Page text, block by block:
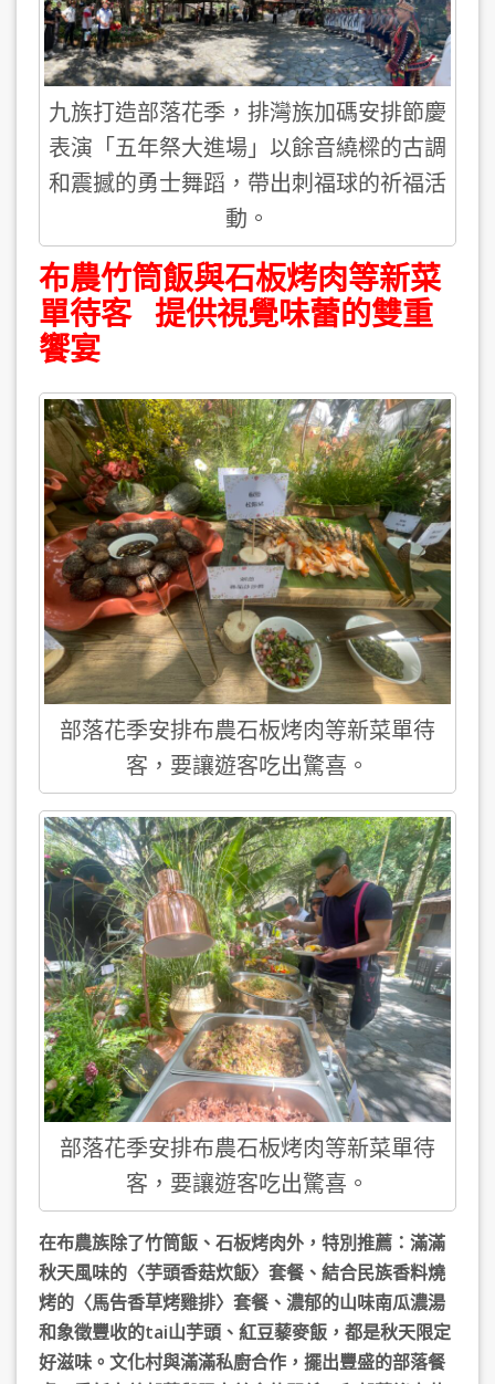
九族打造部落花季，排灣族加碼安排節慶
表演「五年祭大進場」以餘音繞樑的古調
和震撼的勇士舞蹈，帶出刺福球的祈福活
動。
布農竹筒飯與石板烤肉等新菜
單待客 提供視覺味蕾的雙重
饗宴
部落花季安排布農石板烤肉等新菜單待
客，要讓遊客吃出驚喜。
部落花季安排布農石板烤肉等新菜單待
客，要讓遊客吃出驚喜。
在布農族除了竹筒飯、石板烤肉外，特別推薦：滿滿
秋天風味的〈芋頭香菇炊飯〉套餐、結合民族香料燒
烤的〈馬告香草烤雞排〉套餐、濃郁的山味南瓜濃湯
和象徵豐收的tai山芋頭、紅豆藜麥飯，都是秋天限定
好滋味。文化村與滿滿私廚合作，擺出豐盛的部落餐